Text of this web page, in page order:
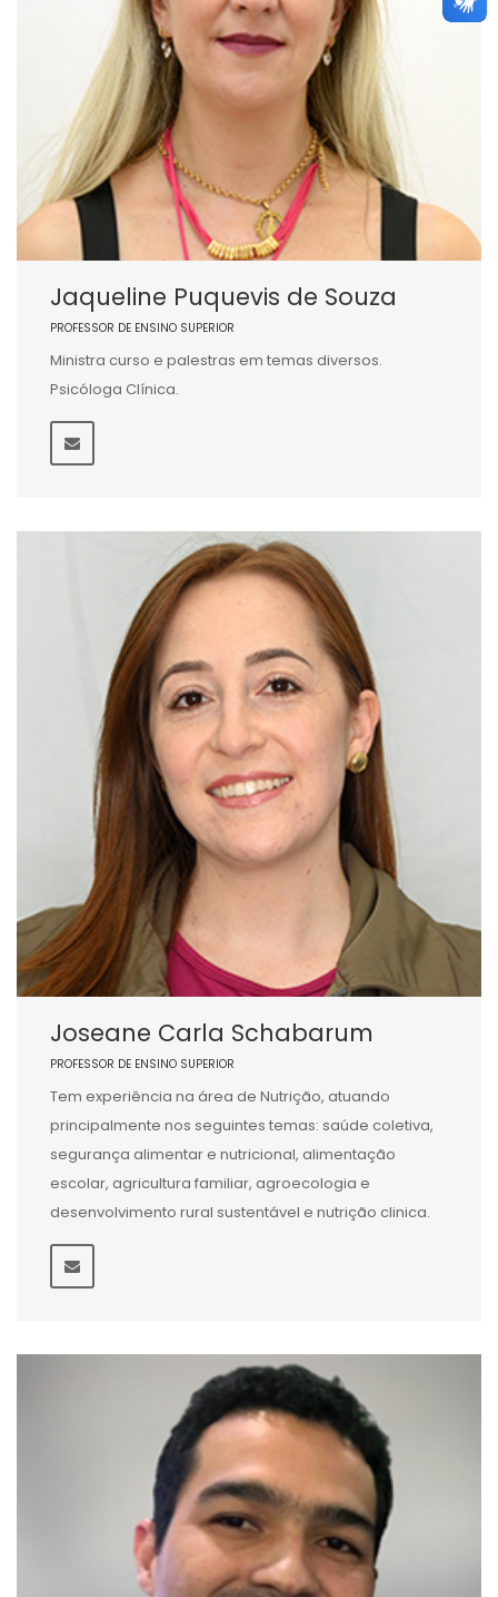
Jaqueline Puquevis de Souza
PROFESSOR DE ENSINO SUPERIOR
Ministra curso e palestras em temas diversos.
Psicóloga Clínica.
Joseane Carla Schabarum
PROFESSOR DE ENSINO SUPERIOR
Tem experiência na área de Nutrição, atuando
principalmente nos seguintes temas: saúde coletiva,
segurança alimentar e nutricional, alimentação
escolar, agricultura familiar, agroecologia e
desenvolvimento rural sustentável e nutrição clinica.